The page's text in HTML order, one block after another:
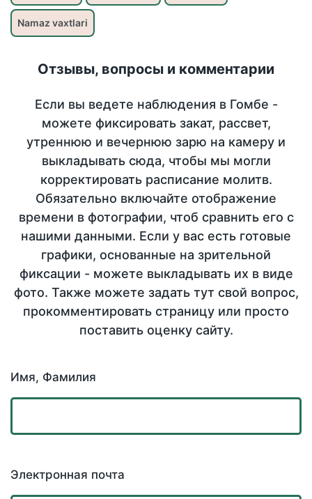
Namaz vaxtlari
Отзывы, вопросы и комментарии
Если вы ведете наблюдения в Гомбе -
можете фиксировать закат, рассвет,
утреннюю и вечернюю зарю на камеру и
выкладывать сюда, чтобы мы могли
корректировать расписание молитв.
Обязательно включайте отображение
времени в фотографии, чтоб сравнить его с
нашими данными. Если у вас есть готовые
графики, основанные на зрительной
фиксации - можете выкладывать их в виде
фото. Также можете задать тут свой вопрос,
прокомментировать страницу или просто
поставить оценку сайту.
Имя, Фамилия
Электронная почта